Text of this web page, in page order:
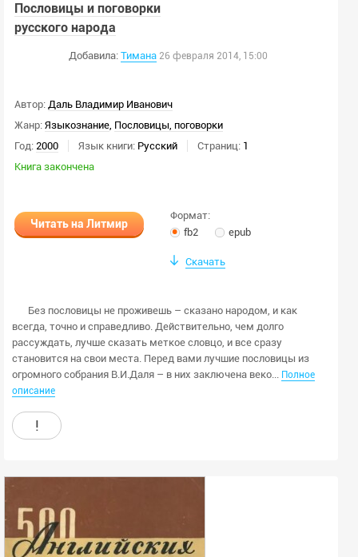
Пословицы и поговорки
русского народа
Добавила: Тимана 26 февраля 2014, 15:00
Автор: Даль Владимир Иванович
Жанр: Языкознание, Пословицы, поговорки
Год: 2000 Язык книги: Русский Страниц: 1
Книга закончена
Читать на Литмир
Формат:
fb2
epub
Скачать
Без пословицы не проживешь – сказано народом, и как
всегда, точно и справедливо. Действительно, чем долго
рассуждать, лучше сказать меткое словцо, и все сразу
становится на свои места. Перед вами лучшие пословицы из
огромного собрания В.И.Даля – в них заключена веко... Полное
описание
!